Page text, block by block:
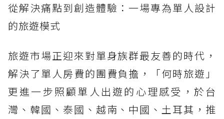
從解決痛點到創造體驗：一場專為單人設計
的旅遊模式
旅遊市場正迎來對單身族群最友善的時代，
解決了單人房費的團費負擔，「何時旅遊」
更進一步照顧單人出遊的心理感受，於台
灣、韓國、泰國、越南、中國、土耳其，推